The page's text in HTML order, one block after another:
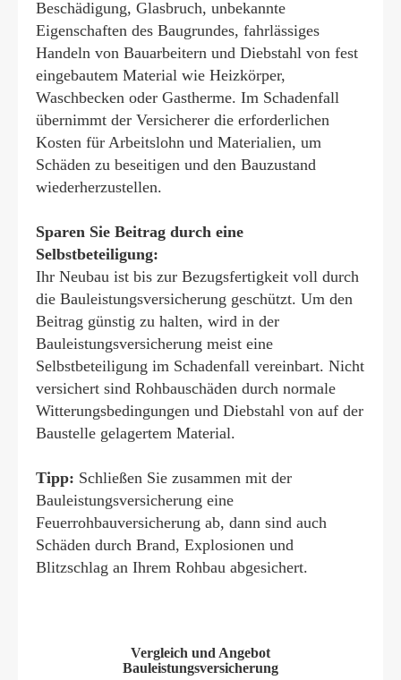
Beschädigung, Glasbruch, unbekannte
Eigenschaften des Baugrundes, fahrlässiges
Handeln von Bauarbeitern und Diebstahl von fest
eingebautem Material wie Heizkörper,
Waschbecken oder Gastherme. Im Schadenfall
übernimmt der Versicherer die erforderlichen
Kosten für Arbeitslohn und Materialien, um
Schäden zu beseitigen und den Bauzustand
wiederherzustellen.
Sparen Sie Beitrag durch eine
Selbstbeteiligung:
Ihr Neubau ist bis zur Bezugsfertigkeit voll durch
die Bauleistungsversicherung geschützt. Um den
Beitrag günstig zu halten, wird in der
Bauleistungsversicherung meist eine
Selbstbeteiligung im Schadenfall vereinbart. Nicht
versichert sind Rohbauschäden durch normale
Witterungsbedingungen und Diebstahl von auf der
Baustelle gelagertem Material.
Tipp: Schließen Sie zusammen mit der
Bauleistungsversicherung eine
Feuerrohbauversicherung ab, dann sind auch
Schäden durch Brand, Explosionen und
Blitzschlag an Ihrem Rohbau abgesichert.
Vergleich und Angebot
Bauleistungsversicherung